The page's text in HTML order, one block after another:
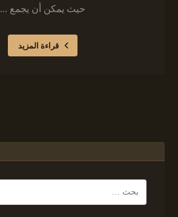
حيث يمكن أن يجمع ...
قراءة المزيد